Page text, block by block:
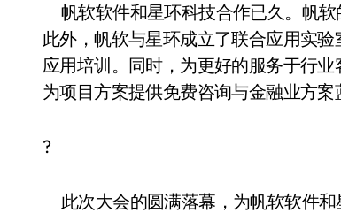
帆软软件和星环科技合作已久。帆
此外，帆软与星环成立了联合应用实
应用培训。同时，为更好的服务于行
为项目方案提供免费咨询与金融业方案
?
此次大会的圆满落幕，为帆软软件